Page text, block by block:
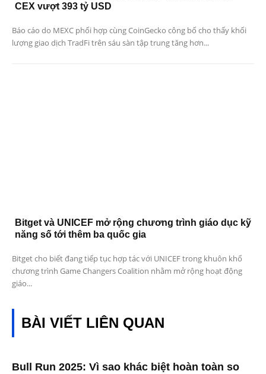
CEX vượt 393 tỷ USD
Báo cáo do MEXC phối hợp cùng CoinGecko công bố cho thấy khối
lượng giao dịch TradFi trên sáu sàn tập trung tăng hơn...
Bitget và UNICEF mở rộng chương trình giáo dục kỹ
năng số tới thêm ba quốc gia
Bitget cho biết đang tiếp tục hợp tác với UNICEF trong khuôn khổ
chương trình Game Changers Coalition nhằm mở rộng hoạt động
giáo...
BÀI VIẾT LIÊN QUAN
Bull Run 2025: Vì sao khác biệt hoàn toàn so